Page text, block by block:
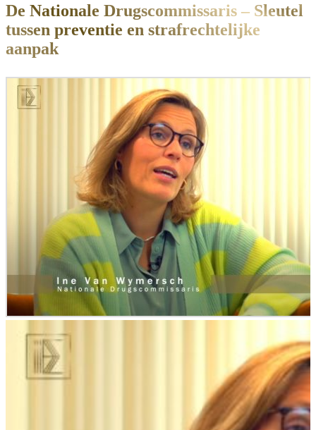
De Nationale Drugscommissaris – Sleutel
tussen preventie en strafrechtelijke
aanpak